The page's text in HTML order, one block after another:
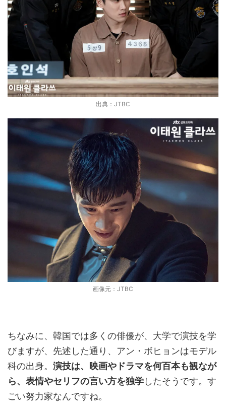
出典：JTBC
画像元：JTBC
ちなみに、韓国では多くの俳優が、大学で演技を学
びますが、先述した通り、アン・ボヒョンはモデル
科の出身。 演技は、映画やドラマを何百本も観なが
ら、表情やセリフの言い方を独学したそうです。す
ごい努力家なんですね。